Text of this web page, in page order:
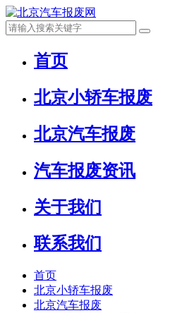
首页
北京小轿车报废
北京汽车报废
汽车报废资讯
关于我们
联系我们
首页
北京小轿车报废
北京汽车报废